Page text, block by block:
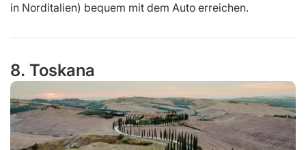
in Norditalien) bequem mit dem Auto erreichen.
8. Toskana